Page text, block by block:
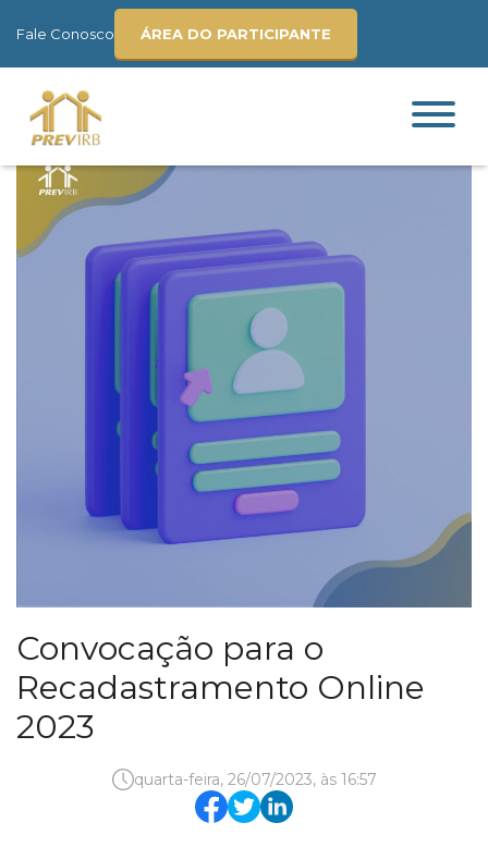
Fale Conosco ÁREA DO PARTICIPANTE
Convocação para o
Recadastramento Online
2023
quarta-feira, 26/07/2023, às 16:57